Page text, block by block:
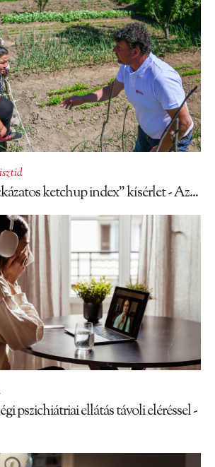
ketchup index” kísérlet - Az...
pszichiátriai ellátás távoli eléréssel -